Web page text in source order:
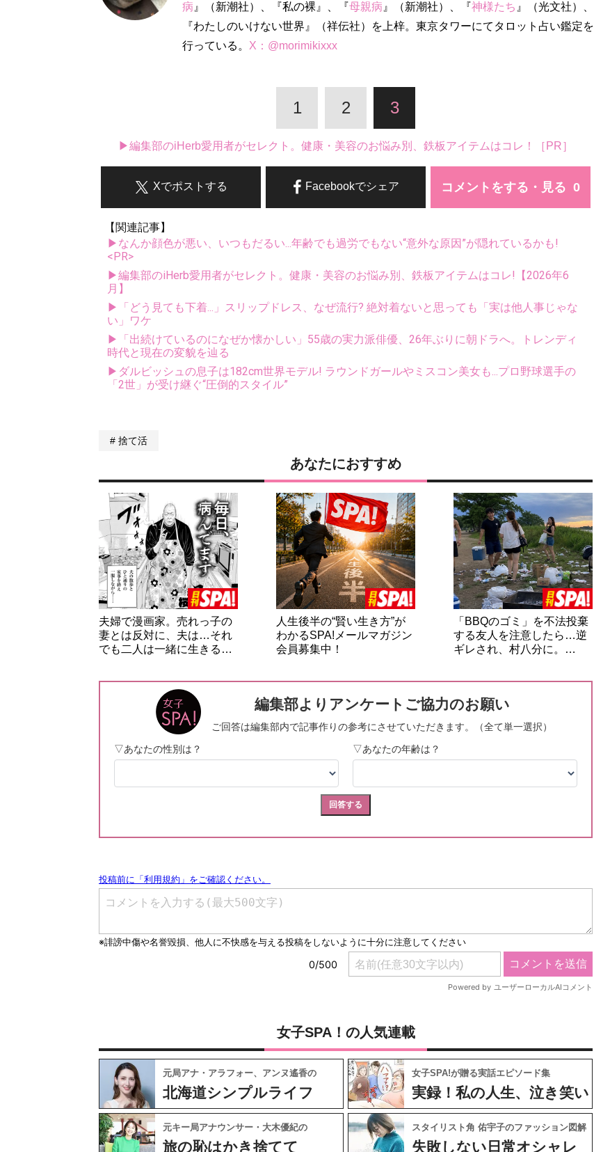
病 』（新潮社）、『私の裸』、『母親病 』（新潮社）、『神様たち 』（光文社）、
『わたしのいけない世界』（祥伝社）を上梓。東京タワーにてタロット占い鑑定を
行っている。 X：@morimikixxx
1 2 3
▶編集部のiHerb愛用者がセレクト。健康・美容のお悩み別、鉄板アイテムはコレ！［PR］
コメントをする・見る
Facebookでシェア
Xでポストする
【関連記事】
▶なんか顔色が悪い、いつもだるい...年齢でも過労でもない“意外な原因”が隠れているかも!
<PR>
▶編集部のiHerb愛用者がセレクト。健康・美容のお悩み別、鉄板アイテムはコレ!【2026年6
月】
▶「どう見ても下着...」スリップドレス、なぜ流行? 絶対着ないと思っても「実は他人事じゃな
い」ワケ
▶「出続けているのになぜか懐かしい」55歳の実力派俳優、26年ぶりに朝ドラへ。トレンディ
時代と現在の変貌を辿る
▶ダルビッシュの息子は182cm世界モデル! ラウンドガールやミスコン美女も...プロ野球選手の
「2世」が受け継ぐ“圧倒的スタイル”
捨て活
あなたにおすすめ
夫婦で漫画家。売れっ子の
妻とは反対に、夫は…それ
でも二人は一緒に生きる…
人生後半の“賢い生き方”が
わかるSPA!メールマガジン
会員募集中！
「BBQのゴミ」を不法投棄
する友人を注意したら…逆
ギレされ、村八分に。…
女子SPA！の人気連載
元局アナ・アラフォー、アンヌ遙香の
北海道シンプルライフ
女子SPA!が贈る実話エピソード集
実録！私の人生、泣き笑い
元キー局アナウンサー・大木優紀の
旅の恥はかき捨てて
スタイリスト角 佑宇子のファッション図解
失敗しない日常オシャレ